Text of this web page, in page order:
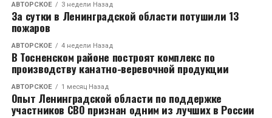
АВТОРСКОЕ 3 недели Назад
За сутки в Ленинградской области потушили 13
пожаров
АВТОРСКОЕ 4 недели Назад
В Тосненском районе построят комплекс по
производству канатно-веревочной продукции
АВТОРСКОЕ 1 месяц Назад
Опыт Ленинградской области по поддержке
участников СВО признан одним из лучших в России